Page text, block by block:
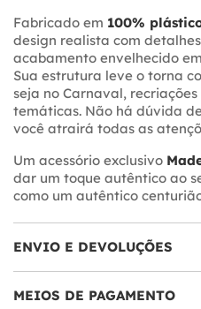
Fabricado em 100%
design realista com
acabamento envelhecido
Sua estrutura leve o torna
seja no Carnaval,
temáticas. Não há dúvida
você atrairá todas as
Um acessório exclusivo
dar um toque autêntico ao
como um autêntico
ENVIO E DEVOLUÇÕES
MEIOS DE PAGAMENTO